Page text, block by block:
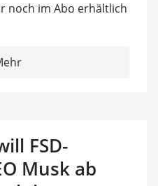
noch im Abo erhältlich
FSD-
Musk ab